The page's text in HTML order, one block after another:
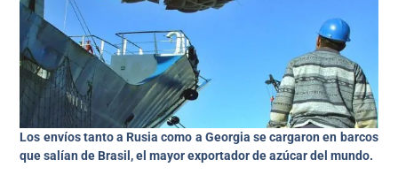
Los envíos tanto a Rusia como a Georgia se cargaron en barcos
que salían de Brasil, el mayor exportador de azúcar del mundo.